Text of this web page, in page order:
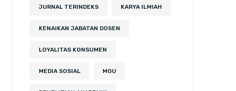
JURNAL TERINDEKS KARYA ILMIAH
KENAIKAN JABATAN DOSEN
LOYALITAS KONSUMEN
MEDIA SOSIAL MOU